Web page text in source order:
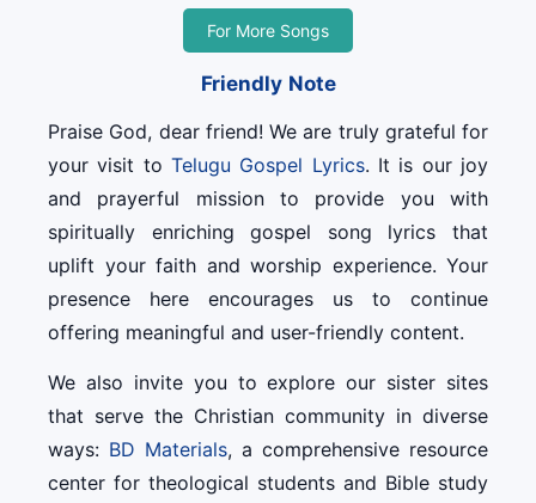
For More Songs
Friendly Note
Praise God, dear friend! We are truly grateful for
your visit to Telugu Gospel Lyrics. It is our joy
and prayerful mission to provide you with
spiritually enriching gospel song lyrics that
uplift your faith and worship experience. Your
presence here encourages us to continue
offering meaningful and user-friendly content.
We also invite you to explore our sister sites
that serve the Christian community in diverse
ways: BD Materials, a comprehensive resource
center for theological students and Bible study